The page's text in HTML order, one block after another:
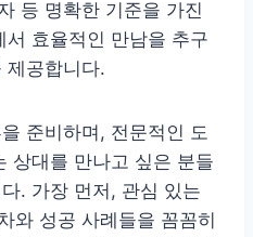
등 명확한 기준을 가진
효율적인 만남을 추구
제공합니다.
준비하며, 전문적인 도
상대를 만나고 싶은 분들
. 가장 먼저, 관심 있는
와 성공 사례들을 꼼꼼히